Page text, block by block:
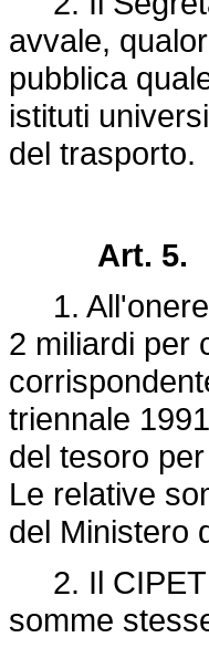
avvale,
pubblica
istituti
del trasporto.
Art. 5.
1. All'onere
2 miliardi per
triennale
del tesoro
Le relative
del Ministero
2. Il CIPET
somme